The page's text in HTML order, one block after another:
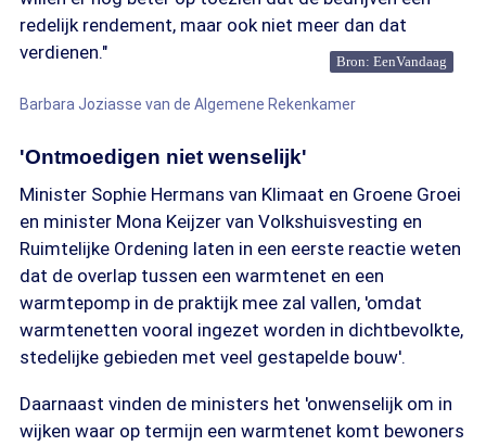
redelijk rendement, maar ook niet meer dan dat
verdienen."
Bron: EenVandaag
Barbara Joziasse van de Algemene Rekenkamer
'Ontmoedigen niet wenselijk'
Minister Sophie Hermans van Klimaat en Groene Groei
en minister Mona Keijzer van Volkshuisvesting en
Ruimtelijke Ordening laten in een eerste reactie weten
dat de overlap tussen een warmtenet en een
warmtepomp in de praktijk mee zal vallen, 'omdat
warmtenetten vooral ingezet worden in dichtbevolkte,
stedelijke gebieden met veel gestapelde bouw'.
Daarnaast vinden de ministers het 'onwenselijk om in
wijken waar op termijn een warmtenet komt bewoners